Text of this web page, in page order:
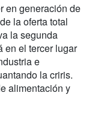
en generación de
la oferta total
la segunda
en el tercer lugar
e
la criris.
alimentación y